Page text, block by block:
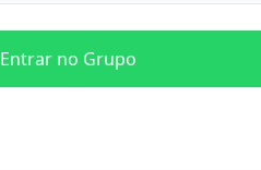
Entrar no Grupo